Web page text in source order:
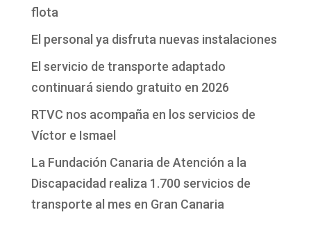
flota
El personal ya disfruta nuevas instalaciones
El servicio de transporte adaptado
continuará siendo gratuito en 2026
RTVC nos acompaña en los servicios de
Víctor e Ismael
La Fundación Canaria de Atención a la
Discapacidad realiza 1.700 servicios de
transporte al mes en Gran Canaria